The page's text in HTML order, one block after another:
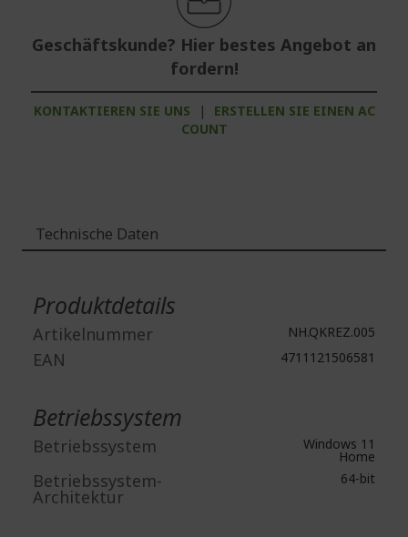
Geschäftskunde? Hier bestes Angebot an
fordern!
KONTAKTIEREN SIE UNS |
ERSTELLEN SIE EINEN AC
COUNT
Technische Daten
Produktdetails
Artikelnummer NH.QKREZ.005
EAN 4711121506581
Betriebssystem
Betriebssystem Windows 11
Home
Betriebssystem-
Architektur
64-bit